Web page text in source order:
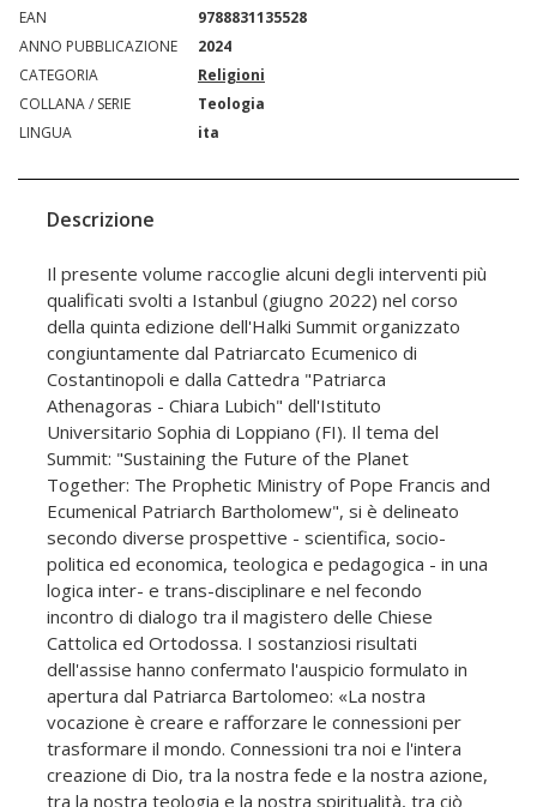
EAN
9788831135528
ANNO PUBBLICAZIONE
2024
CATEGORIA
Religioni
COLLANA / SERIE
Teologia
LINGUA
ita
Descrizione
Il presente volume raccoglie alcuni degli interventi più
qualificati svolti a Istanbul (giugno 2022) nel corso
della quinta edizione dell'Halki Summit organizzato
congiuntamente dal Patriarcato Ecumenico di
Costantinopoli e dalla Cattedra "Patriarca
Athenagoras - Chiara Lubich" dell'Istituto
Universitario Sophia di Loppiano (FI). Il tema del
Summit: "Sustaining the Future of the Planet
Together: The Prophetic Ministry of Pope Francis and
Ecumenical Patriarch Bartholomew", si è delineato
secondo diverse prospettive - scientifica, socio-
politica ed economica, teologica e pedagogica - in una
logica inter- e trans-disciplinare e nel fecondo
incontro di dialogo tra il magistero delle Chiese
Cattolica ed Ortodossa. I sostanziosi risultati
dell'assise hanno confermato l'auspicio formulato in
apertura dal Patriarca Bartolomeo: «La nostra
vocazione è creare e rafforzare le connessioni per
trasformare il mondo. Connessioni tra noi e l'intera
creazione di Dio, tra la nostra fede e la nostra azione,
tra la nostra teologia e la nostra spiritualità, tra ciò